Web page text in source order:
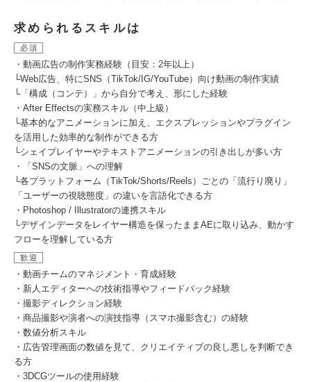
求められるスキルは
必須
・動画広告の制作実務経験（目安：2年以上）
└Web広告、特にSNS（TikTok/IG/YouTube）向け動画の制作実績
└「構成（コンテ）」から自分で考え、形にした経験
・After Effectsの実務スキル（中上級）
└基本的なアニメーションに加え、エクスプレッションやプラグイン
を活用した効率的な制作ができる方
└シェイプレイヤーやテキストアニメーションの引き出しが多い方
・「SNSの文脈」への理解
└各プラットフォーム（TikTok/Shorts/Reels）ごとの「流行り廃り」
「ユーザーの視聴態度」の違いを言語化できる方
・Photoshop / Illustratorの連携スキル
└デザインデータをレイヤー構造を保ったままAEに取り込み、動かす
フローを理解している方
歓迎
・動画チームのマネジメント・育成経験
・新人エディターへの技術指導やフィードバック経験
・撮影ディレクション経験
・商品撮影や演者への演技指導（スマホ撮影含む）の経験
・数値分析スキル
・広告管理画面の数値を見て、クリエイティブの良し悪しを判断でき
る方
・3DCGツールの使用経験